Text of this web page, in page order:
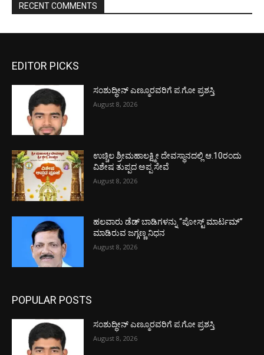
RECENT COMMENTS
EDITOR PICKS
ಸಂಶುದ್ಧೀನ್ ಎಣ್ಮೂರವರಿಗೆ ಪ.ಗೋ ಪ್ರಶಸ್ತಿ
August 8, 2026
ಉಚ್ಚಿಲ ಶ್ರೀಮಹಾಲಕ್ಷ್ಮೀ ದೇವಸ್ಥಾನದಲ್ಲಿ ಆ.10ರಂದು
ವಿಶೇಷ ತುಪ್ಪದ ಅಪ್ಪ ಸೇವೆ
August 8, 2026
ಹಲವಾರು ಡೆಡ್ ಬಾಡಿಗಳನ್ನು “ಪೋಸ್ಟ್ ಮಾರ್ಟಮ್”
ಮಾಡಿರುವ ಜಗ್ಗಣ್ಣ ನಿಧನ
August 8, 2026
POPULAR POSTS
ಸಂಶುದ್ಧೀನ್ ಎಣ್ಮೂರವರಿಗೆ ಪ.ಗೋ ಪ್ರಶಸ್ತಿ
August 8, 2026